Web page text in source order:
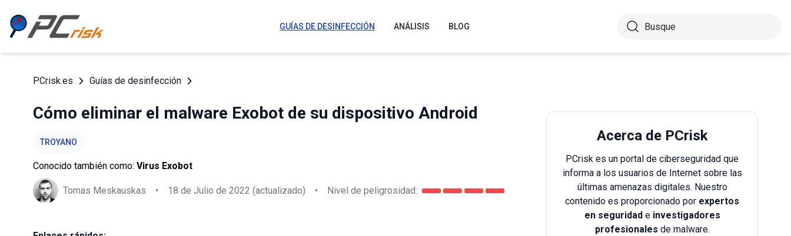
GUÍAS DE DESINFECCIÓN ANÁLISIS BLOG
PCrisk.es Guías de desinfección
Cómo eliminar el malware Exobot de su dispositivo Android
TROYANO
Conocido también como: Virus Exobot
Tomas Meskauskas • 18 de Julio de 2022 (actualizado) • Nivel de peligrosidad:
Acerca de PCrisk
PCrisk es un portal de ciberseguridad que
informa a los usuarios de Internet sobre las
últimas amenazas digitales. Nuestro
contenido es proporcionado por expertos
en seguridade investigadores
profesionales de malware.